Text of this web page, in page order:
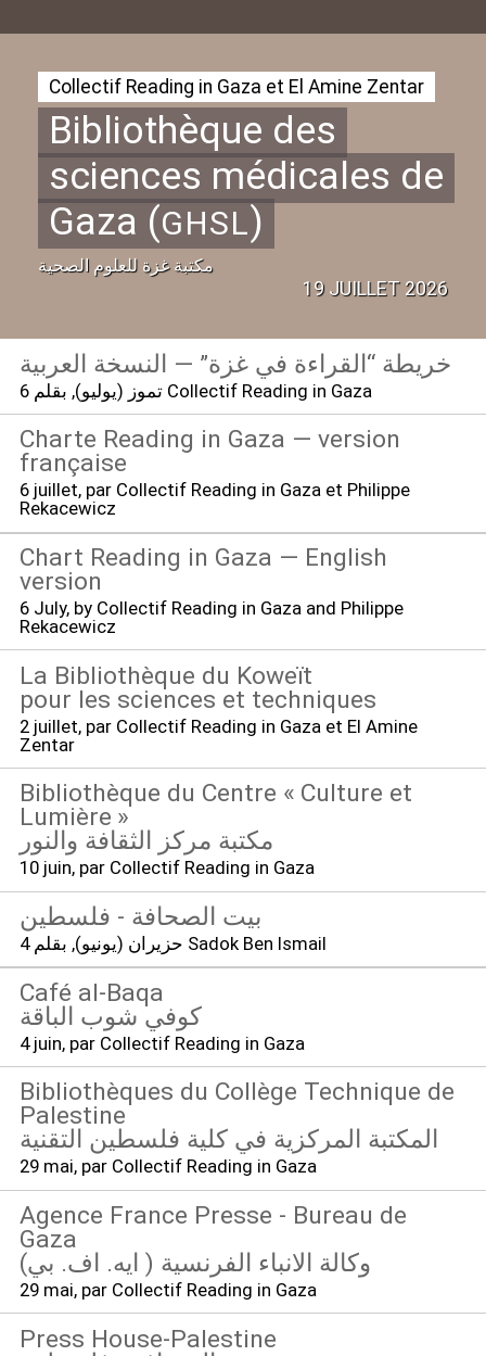
Collectif Reading in Gaza et El Amine Zentar
Bibliothèque des
sciences médicales de
Gaza (GHSL)
مكتبة غزة للعلوم الصحية
19 JUILLET 2026
خريطة “القراءة في غزة” — النسخة العربية
6 تموز (يوليو), بقلم Collectif Reading in Gaza
Charte Reading in Gaza — version
française
6 juillet, par Collectif Reading in Gaza et Philippe
Rekacewicz
Chart Reading in Gaza — English
version
6 July, by Collectif Reading in Gaza and Philippe
Rekacewicz
La Bibliothèque du Koweït
pour les sciences et techniques
2 juillet, par Collectif Reading in Gaza et El Amine
Zentar
Bibliothèque du Centre « Culture et
Lumière »
مكتبة مركز الثقافة والنور
10 juin, par Collectif Reading in Gaza
بيت الصحافة - فلسطين
4 حزيران (يونيو) , بقلم Sadok Ben Ismail
Café al-Baqa
كوفي شوب الباقة
4 juin, par Collectif Reading in Gaza
Bibliothèques du Collège Technique de
Palestine
المكتبة المركزية في كلية فلسطين التقنية
29 mai, par Collectif Reading in Gaza
Agence France Presse - Bureau de
Gaza
(وكالة الانباء الفرنسية ( ايه. اف. بي
29 mai, par Collectif Reading in Gaza
Press House-Palestine